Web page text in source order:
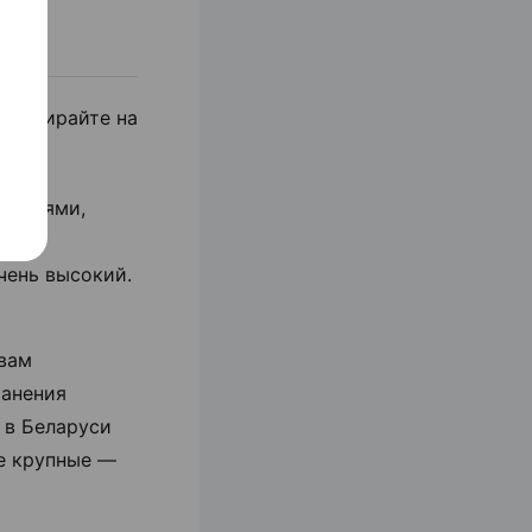
выбирайте на
высокий.
Беларуси
крупные —